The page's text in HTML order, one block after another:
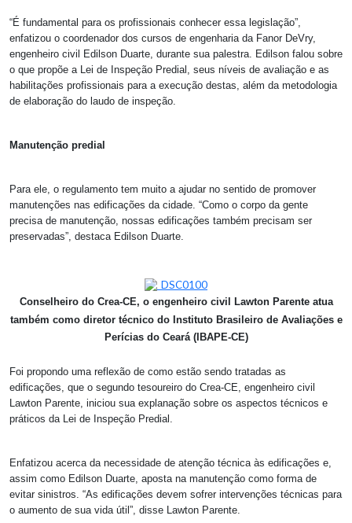
“É fundamental para os profissionais conhecer essa legislação”,
enfatizou o coordenador dos cursos de engenharia da Fanor DeVry,
engenheiro civil Edilson Duarte, durante sua palestra. Edilson falou sobre
o que propõe a Lei de Inspeção Predial, seus níveis de avaliação e as
habilitações profissionais para a execução destas, além da metodologia
de elaboração do laudo de inspeção.
Manutenção predial
Para ele, o regulamento tem muito a ajudar no sentido de promover
manutenções nas edificações da cidade. “Como o corpo da gente
precisa de manutenção, nossas edificações também precisam ser
preservadas”, destaca Edilson Duarte.
Conselheiro do Crea-CE, o engenheiro civil Lawton Parente atua
também como diretor técnico do Instituto Brasileiro de Avaliações e
Perícias do Ceará (IBAPE-CE)
Foi propondo uma reflexão de como estão sendo tratadas as
edificações, que o segundo tesoureiro do Crea-CE, engenheiro civil
Lawton Parente, iniciou sua explanação sobre os aspectos técnicos e
práticos da Lei de Inspeção Predial.
Enfatizou acerca da necessidade de atenção técnica às edificações e,
assim como Edilson Duarte, aposta na manutenção como forma de
evitar sinistros. “As edificações devem sofrer intervenções técnicas para
o aumento de sua vida útil”, disse Lawton Parente.